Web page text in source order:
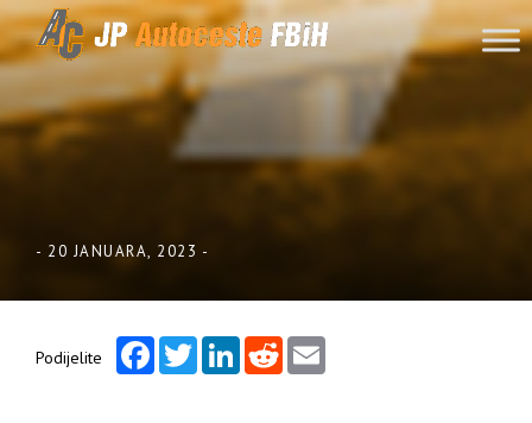
Skip to content
- 20 JANUARA, 2023 -
Podijelite
FacebookTwitterLinkedInReddit